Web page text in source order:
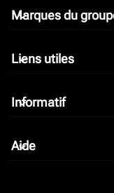
Marques du
keyboard_arrow_down
Liens utiles
keyboard_arrow_down
Informatif
keyboard_arrow_down
Aide
keyboard_arrow_down